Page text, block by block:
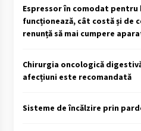
Espressor în comodat
funcționează, cât costă și de
renunță să mai cumpere
Chirurgia oncologică
afecțiuni este recomandată
Sisteme de încălzire prin